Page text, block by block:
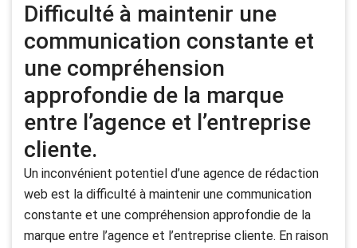
Difficulté à maintenir une
communication constante et
une compréhension
approfondie de la marque
entre l’agence et l’entreprise
cliente.
Un inconvénient potentiel d’une agence de rédaction
web est la difficulté à maintenir une communication
constante et une compréhension approfondie de la
marque entre l’agence et l’entreprise cliente. En raison